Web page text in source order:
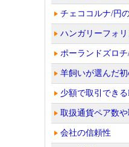
チェココルナ/円
ハンガリーフォ
ポーランドズロ
羊飼いが選んだ
少額で取引でき
取扱通貨ペア数
会社の信頼性